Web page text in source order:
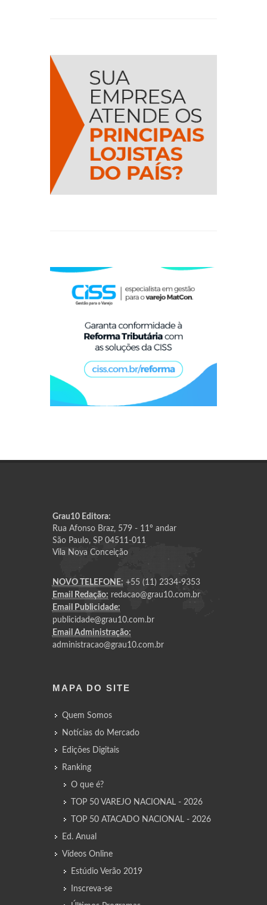
Grau10 Editora:
Rua Afonso Braz, 579 - 11º andar
São Paulo, SP 04511-011
Vila Nova Conceição
NOVO TELEFONE: +55 (11) 2334-9353
Email Redação: redacao@grau10.com.br
Email Publicidade:
publicidade@grau10.com.br
Email Administração:
administracao@grau10.com.br
MAPA DO SITE
Quem Somos
Notícias do Mercado
Edições Digitais
Ranking
O que é?
TOP 50 VAREJO NACIONAL - 2026
TOP 50 ATACADO NACIONAL - 2026
Ed. Anual
Vídeos Online
Estúdio Verão 2019
Inscreva-se